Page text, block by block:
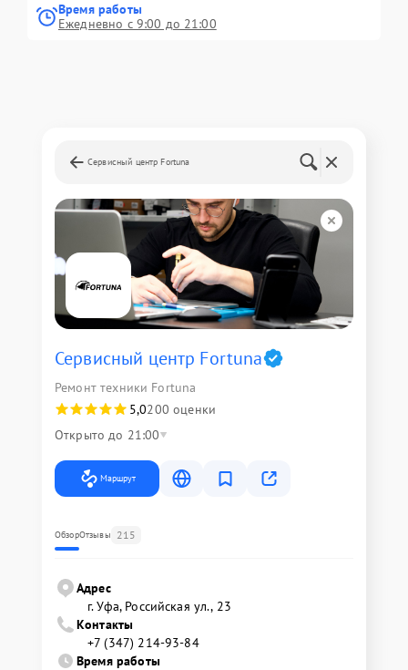
Время работы
Ежедневно с 9:00 до 21:00
Сервисный центр Fortuna
Сервисный центр Fortuna
Ремонт техники Fortuna
5,0200 оценки
Открыто до 21:00
Маршрут
ОбзорОтзывы 215
Адрес
г. Уфа, Российская ул., 23
Контакты
+7 (347) 214-93-84
Время работы